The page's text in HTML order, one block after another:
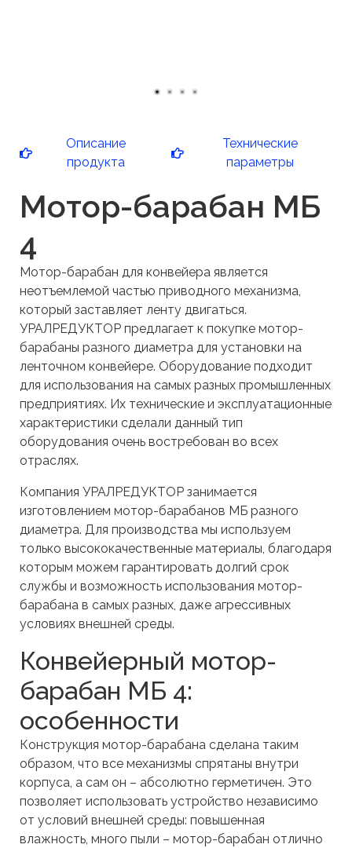
Описание
продукта
Технические
параметры
Мотор-барабан МБ
4
Мотор-барабан для конвейера является
неотъемлемой частью приводного механизма,
который заставляет ленту двигаться.
УРАЛРЕДУКТОР предлагает к покупке мотор-
барабаны разного диаметра для установки на
ленточном конвейере. Оборудование подходит
для использования на самых разных промышленных
предприятиях. Их технические и эксплуатационные
характеристики сделали данный тип
оборудования очень востребован во всех
отраслях.
Компания УРАЛРЕДУКТОР занимается
изготовлением мотор-барабанов МБ разного
диаметра. Для производства мы используем
только высококачественные материалы, благодаря
которым можем гарантировать долгий срок
службы и возможность использования мотор-
барабана в самых разных, даже агрессивных
условиях внешней среды.
Конвейерный мотор-
барабан МБ 4:
особенности
Конструкция мотор-барабана сделана таким
образом, что все механизмы спрятаны внутри
корпуса, а сам он – абсолютно герметичен. Это
позволяет использовать устройство независимо
от условий внешней среды: повышенная
влажность, много пыли – мотор-барабан отлично